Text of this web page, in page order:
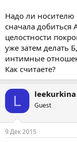
Надо ли носителю
сначала добиться
целостности
уже затем делать
интимные
Как считаете?
L leekurkina
Guest
9 Дек 2015